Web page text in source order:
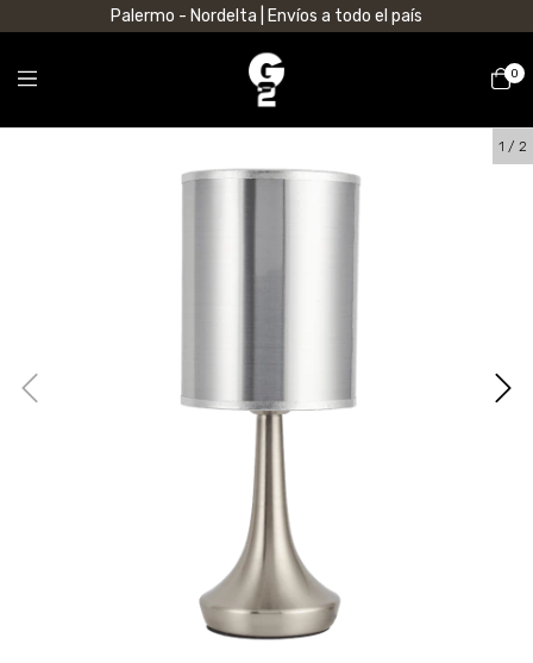
Palermo - Nordelta | Envíos a todo el país
0
1 / 2